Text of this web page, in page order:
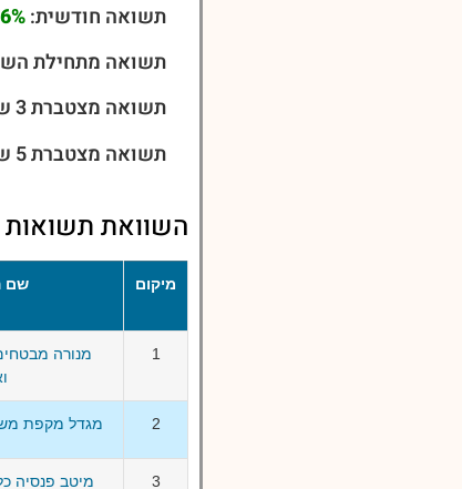
תשואה חודשית:
תשואה מתחילת
תשואה מצטברת 3 שנים:
תשואה מצטברת 5 שנים:
השוואת
מיקום שם
1
מנורה
2 מגדל מקפת
3 מיטב פנסיה